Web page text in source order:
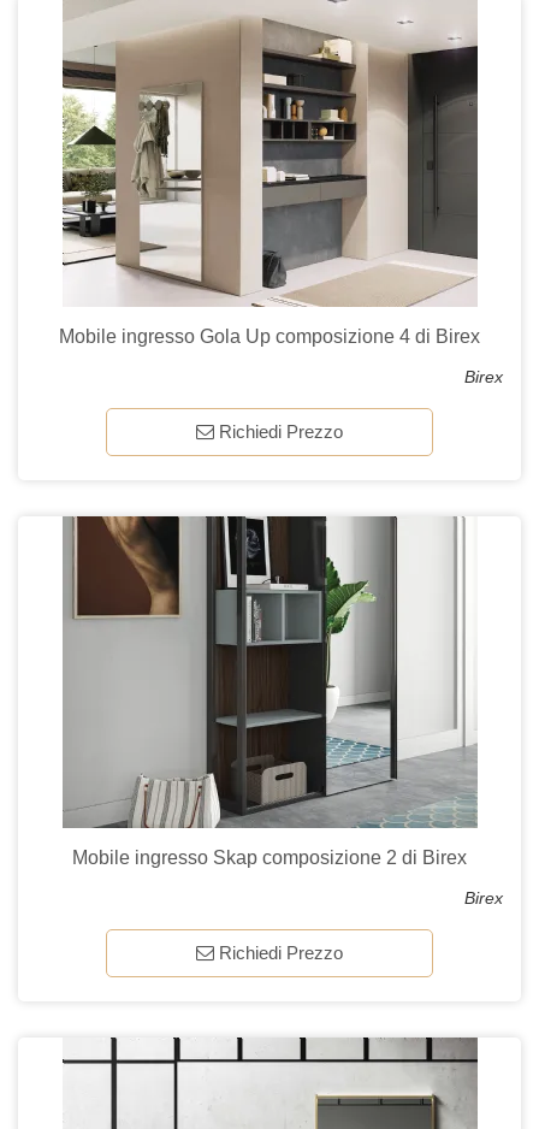
Mobile ingresso Gola Up composizione 4 di Birex
Birex
Richiedi Prezzo
Mobile ingresso Skap composizione 2 di Birex
Birex
Richiedi Prezzo